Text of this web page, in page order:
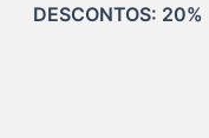
DESCONTOS: 20%